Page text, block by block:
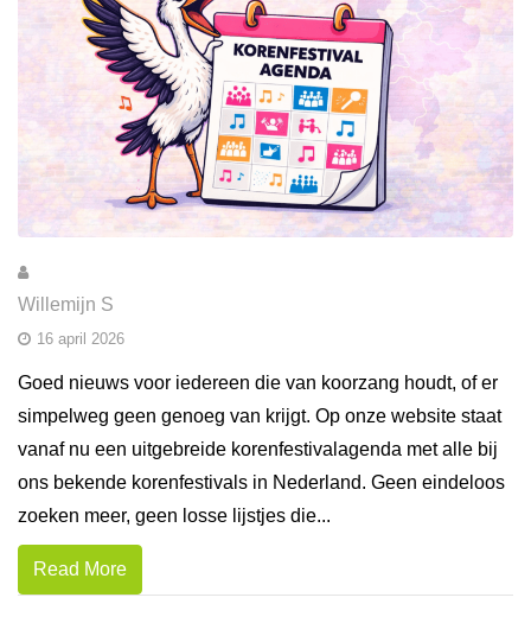
Willemijn S
16 april 2026
Goed nieuws voor iedereen die van koorzang houdt, of er
simpelweg geen genoeg van krijgt. Op onze website staat
vanaf nu een uitgebreide korenfestivalagenda met alle bij
ons bekende korenfestivals in Nederland. Geen eindeloos
zoeken meer, geen losse lijstjes die...
Read More